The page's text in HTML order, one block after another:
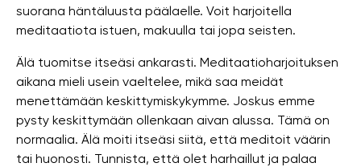
suorana häntäluusta päälaelle. Voit harjoitella
meditaatiota istuen, makuulla tai jopa seisten.
Älä tuomitse itseäsi ankarasti. Meditaatioharjoituksen
aikana mieli usein vaeltelee, mikä saa meidät
menettämään keskittymiskykymme. Joskus emme
pysty keskittymään ollenkaan aivan alussa. Tämä on
normaalia. Älä moiti itseäsi siitä, että meditoit väärin
tai huonosti. Tunnista, että olet harhaillut ja palaa